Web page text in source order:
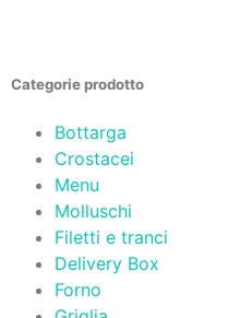
Categorie prodotto
Bottarga
Crostacei
Menu
Molluschi
Filetti e tranci
Delivery Box
Forno